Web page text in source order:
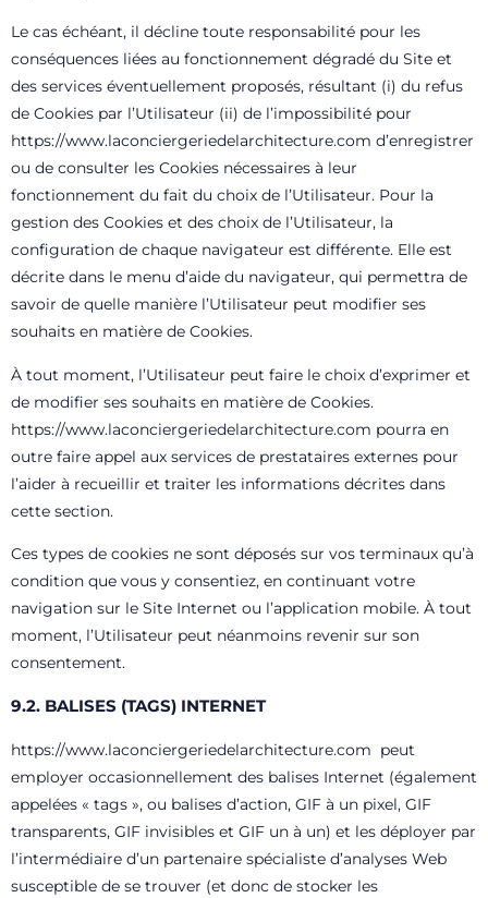
Le cas échéant, il décline toute responsabilité pour les
conséquences liées au fonctionnement dégradé du Site et
des services éventuellement proposés, résultant (i) du refus
de Cookies par l’Utilisateur (ii) de l’impossibilité pour
https://www.laconciergeriedelarchitecture.com d’enregistrer
ou de consulter les Cookies nécessaires à leur
fonctionnement du fait du choix de l’Utilisateur. Pour la
gestion des Cookies et des choix de l’Utilisateur, la
configuration de chaque navigateur est différente. Elle est
décrite dans le menu d’aide du navigateur, qui permettra de
savoir de quelle manière l’Utilisateur peut modifier ses
souhaits en matière de Cookies.
À tout moment, l’Utilisateur peut faire le choix d’exprimer et
de modifier ses souhaits en matière de Cookies.
https://www.laconciergeriedelarchitecture.com pourra en
outre faire appel aux services de prestataires externes pour
l’aider à recueillir et traiter les informations décrites dans
cette section.
Ces types de cookies ne sont déposés sur vos terminaux qu’à
condition que vous y consentiez, en continuant votre
navigation sur le Site Internet ou l’application mobile. À tout
moment, l’Utilisateur peut néanmoins revenir sur son
consentement.
9.2. BALISES (TAGS) INTERNET
https://www.laconciergeriedelarchitecture.com peut
employer occasionnellement des balises Internet (également
appelées « tags », ou balises d’action, GIF à un pixel, GIF
transparents, GIF invisibles et GIF un à un) et les déployer par
l’intermédiaire d’un partenaire spécialiste d’analyses Web
susceptible de se trouver (et donc de stocker les